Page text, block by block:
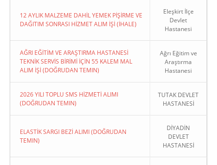
12 AYLIK MALZEME DAHİL YEMEK PİŞİRME VE
DAĞITIM SONRASI HİZMET ALIM İŞİ (İHALE)
Eleşkirt İlçe
Devlet
Hastanesi
AĞRI EĞİTİM VE ARAŞTIRMA HASTANESİ
TEKNİK SERVİS BİRİMİ İÇİN 55 KALEM MAL
ALIM İŞİ (DOĞRUDAN TEMIN)
Ağrı Eğitim ve
Araştırma
Hastanesi
2026 YILI TOPLU SMS HİZMETİ ALIMI
(DOĞRUDAN TEMIN)
TUTAK DEVLET
HASTANESİ
ELASTİK SARGI BEZİ ALIMI (DOĞRUDAN
TEMIN)
DİYADİN
DEVLET
HASTANESİ